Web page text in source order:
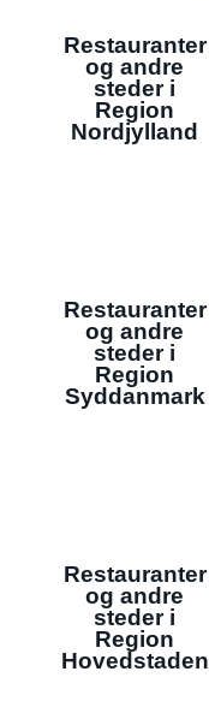
Restauranter
og andre
steder i
Region
Nordjylland
Restauranter
og andre
steder i
Region
Syddanmark
Restauranter
og andre
steder i
Region
Hovedstaden